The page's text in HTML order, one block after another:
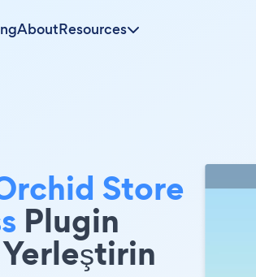
AboutResources
Store
Plugin